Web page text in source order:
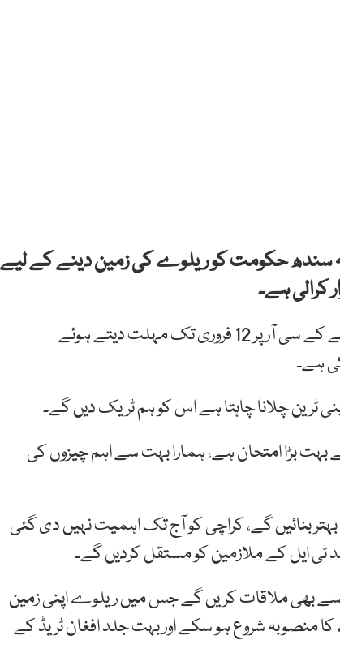
سندھ حکومت کو ریلوے کی زمین دینے کے لیے
میڈیا سے گفتگو کرتے ہوئے ان کا کہنا تھا کہ سپریم کورٹ نے کے سی آر پر 12 فروری تک مہلت دیتے ہوئے
ہے۔
ٹرین چلانا چاہتا ہے اس کو ہم ٹریک دیں گے۔
بہت بڑا امتحان ہے، ہمارا بہت سے اہم چیزوں کی
بہتر بنائیں گے، کراچی کو آج تک اہمیت نہیں دی گئی
ٹی ایل کے ملازمین کو مستقل کردیں گے۔
سے بھی ملاقات کریں گے جس میں ریلوے اپنی زمین
منصوبہ شروع ہو سکے اور بہت جلد افغان ٹریڈ کے